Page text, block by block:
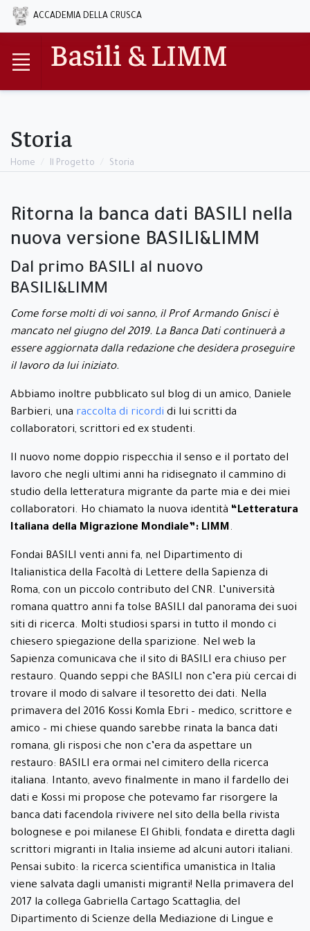
ACCADEMIA DELLA CRUSCA
Basili & LIMM
Storia
Home Il Progetto Storia
Ritorna la banca dati BASILI nella
nuova versione BASILI&LIMM
Dal primo BASILI al nuovo
BASILI&LIMM
Come forse molti di voi sanno, il Prof Armando Gnisci è
mancato nel giugno del 2019. La Banca Dati continuerà a
essere aggiornata dalla redazione che desidera proseguire
il lavoro da lui iniziato.
Abbiamo inoltre pubblicato sul blog di un amico, Daniele
Barbieri, una raccolta di ricordi di lui scritti da
collaboratori, scrittori ed ex studenti.
Il nuovo nome doppio rispecchia il senso e il portato del
lavoro che negli ultimi anni ha ridisegnato il cammino di
studio della letteratura migrante da parte mia e dei miei
collaboratori. Ho chiamato la nuova identità “Letteratura
Italiana della Migrazione Mondiale”: LIMM.
Fondai BASILI venti anni fa, nel Dipartimento di
Italianistica della Facoltà di Lettere della Sapienza di
Roma, con un piccolo contributo del CNR. L’università
romana quattro anni fa tolse BASILI dal panorama dei suoi
siti di ricerca. Molti studiosi sparsi in tutto il mondo ci
chiesero spiegazione della sparizione. Nel web la
Sapienza comunicava che il sito di BASILI era chiuso per
restauro. Quando seppi che BASILI non c’era più cercai di
trovare il modo di salvare il tesoretto dei dati. Nella
primavera del 2016 Kossi Komla Ebri – medico, scrittore e
amico – mi chiese quando sarebbe rinata la banca dati
romana, gli risposi che non c’era da aspettare un
restauro: BASILI era ormai nel cimitero della ricerca
italiana. Intanto, avevo finalmente in mano il fardello dei
dati e Kossi mi propose che potevamo far risorgere la
banca dati facendola rivivere nel sito della bella rivista
bolognese e poi milanese El Ghibli, fondata e diretta dagli
scrittori migranti in Italia insieme ad alcuni autori italiani.
Pensai subito: la ricerca scientifica umanistica in Italia
viene salvata dagli umanisti migranti! Nella primavera del
2017 la collega Gabriella Cartago Scattaglia, del
Dipartimento di Scienze della Mediazione di Lingue e